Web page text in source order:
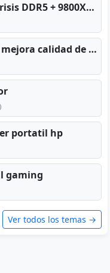
PC TOP en tiempos de Crisis DDR5 + 9800X3D + RTX 5080 [2026][2400€]
PC para Topaz Video AI: mejora calidad de vídeos viejos
portatil hp
gaming
Ver todos los temas →